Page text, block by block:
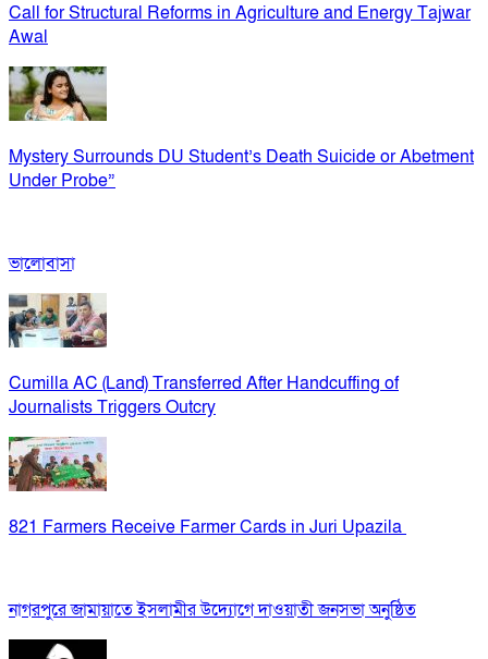
Call for Structural Reforms in Agriculture and Energy Tajwar
Awal
Mystery Surrounds DU Student’s Death Suicide or Abetment
Under Probe”
ভালোবাসা
Cumilla AC (Land) Transferred After Handcuffing of
Journalists Triggers Outcry
821 Farmers Receive Farmer Cards in Juri Upazila
নাগরপুরে জামায়াতে ইসলামীর উদ্যোগে দাওয়াতী জনসভা অনুষ্ঠিত